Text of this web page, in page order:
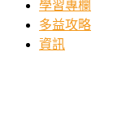
學習專欄
多益攻略
資訊